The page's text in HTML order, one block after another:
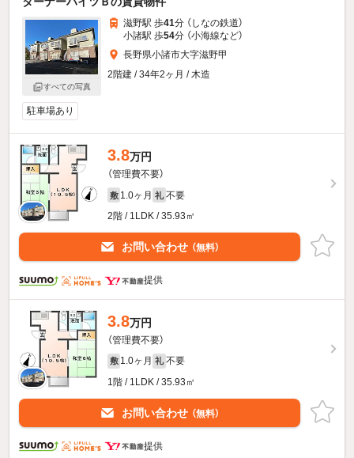
すべての写真
滋野駅 歩41分 （しなの鉄道）
小諸駅 歩54分 （小海線など）
長野県小諸市大字滋野甲
2階建 / 34年2ヶ月 / 木造
駐車場あり
3.8万円
（管理費不要）
敷 1.0ヶ月 礼 不要
2階 / 1LDK / 35.93㎡
お問い合わせ （無料）
提供
3.8万円
（管理費不要）
敷 1.0ヶ月 礼 不要
1階 / 1LDK / 35.93㎡
お問い合わせ （無料）
提供